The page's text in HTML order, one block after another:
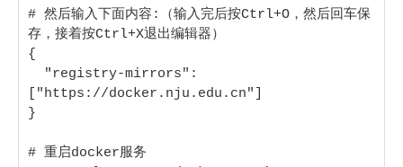
# 然后输入下面内容:（输入完后按Ctrl+O，然后回车保
存，接着按Ctrl+X退出编辑器）
{
["https://docker.nju.edu.cn"]
}
# 重启docker服务